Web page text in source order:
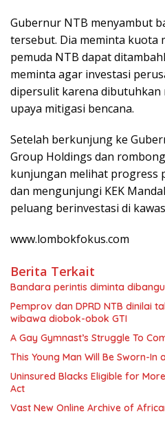
Gubernur NTB menyambut
tersebut. Dia meminta kuota
pemuda NTB dapat
meminta agar investasi
dipersulit karena dibutuhkan
upaya mitigasi bencana.
Setelah berkunjung ke
Group Holdings dan
kunjungan melihat progress
dan mengunjungi KEK
peluang berinvestasi di
www.lombokfokus.com
Berita Terkait
Bandara perintis diminta
Pemprov dan DPRD NTB dinilai
wibawa diobok-obok GTI
A Gay Gymnast’s Struggle To
This Young Man Will Be Sworn-In
Uninsured Blacks Eligible for
Act
Vast New Online Archive of